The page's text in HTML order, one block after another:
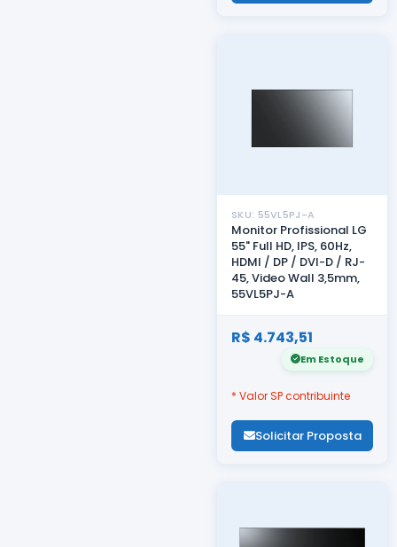
SKU: 55VL5PJ-A
Monitor Profissional LG
55" Full HD, IPS, 60Hz,
HDMI / DP / DVI-D / RJ-
45, Video Wall 3,5mm,
55VL5PJ-A
R$ 4.743,51
Em Estoque
* Valor SP contribuinte
Solicitar Proposta